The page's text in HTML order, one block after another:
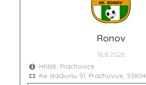
Ronov
16.8.2026
Hřiště: Prachovice
Ke stadionu 51, Prachovice, 53804